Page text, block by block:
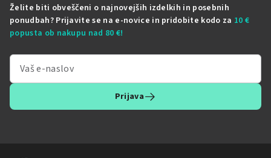
Želite biti obveščeni o najnovejših izdelkih in posebnih
ponudbah? Prijavite se na e-novice in pridobite kodo za 10 €
popusta ob nakupu nad 80 €!
Prijava